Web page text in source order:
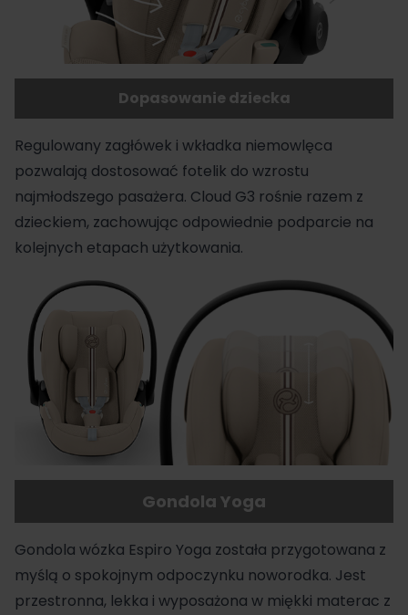
Dopasowanie dziecka
Regulowany zagłówek i wkładka niemowlęca
pozwalają dostosować fotelik do wzrostu
najmłodszego pasażera. Cloud G3 rośnie razem z
dzieckiem, zachowując odpowiednie podparcie na
kolejnych etapach użytkowania.
Gondola Yoga
Gondola wózka Espiro Yoga została przygotowana z
myślą o spokojnym odpoczynku noworodka. Jest
przestronna, lekka i wyposażona w miękki materac z